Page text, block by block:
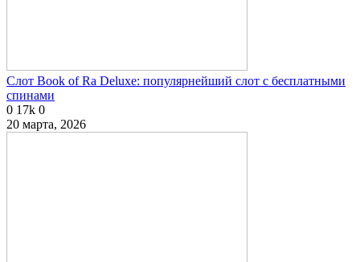
Слот Book of Ra Deluxe: популярнейший слот с бесплатными
спинами
0 17k 0
20 марта, 2026